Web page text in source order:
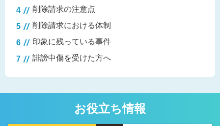
削除請求の注意点
削除請求における体制
印象に残っている事件
誹謗中傷を受けた方へ
お役立ち情報